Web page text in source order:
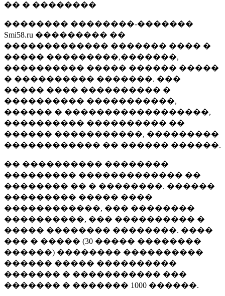
�� � ��������
�������� ��������-�������
Smi58.ru ��������� ��
������������� ������� ���� �
����� ���������,�������,
���������� ����� ������ �����
� ���������� �������. ���
����� ���� ���������� �
���������� �����������,
������ � ������������������,
���������� ���������� ��
������ �����������, ���������
������������ �� ������ ������.
�� ���������� ��������
��������� ������������� ��
�������� �� � ��������. ������
��������� ����� ����
������������, ��� ��������
����������, ��� ���������� �
����� �������� ��������. ����
��� � ����� (30 ����� ��������
������) �������� ����������
������ ����� ����������
������� � ����������� ���
������� � ������� 1000 ������.